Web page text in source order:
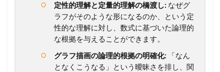
定性的理解と定量的理解の橋渡し: なぜグ
ラフがそのような形になるのか、という定
性的な理解に対し、数式に基づいた論理的
な根拠を与えることができます。
グラフ描画の論理的根拠の明確化: 「なん
となくこうなる」という曖昧さを排し、関